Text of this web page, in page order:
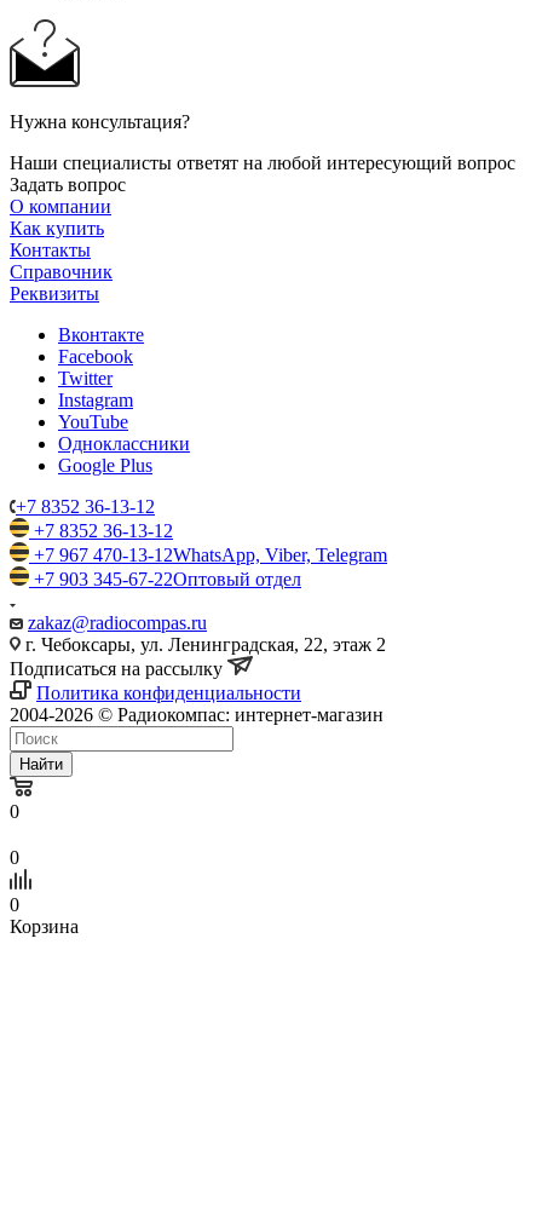
Нужна консультация?
Наши специалисты ответят на любой интересующий вопрос
Задать вопрос
О компании
Как купить
Контакты
Справочник
Реквизиты
Вконтакте
Facebook
Twitter
Instagram
YouTube
Одноклассники
Google Plus
+7 8352 36-13-12
+7 8352 36-13-12
+7 967 470-13-12WhatsApp, Viber, Telegram
+7 903 345-67-22Оптовый отдел
zakaz@radiocompas.ru
г. Чебоксары, ул. Ленинградская, 22, этаж 2
Подписаться на рассылку
Политика конфиденциальности
2004-2026 © Радиокомпас: интернет-магазин
Найти
0
0
0
Корзина